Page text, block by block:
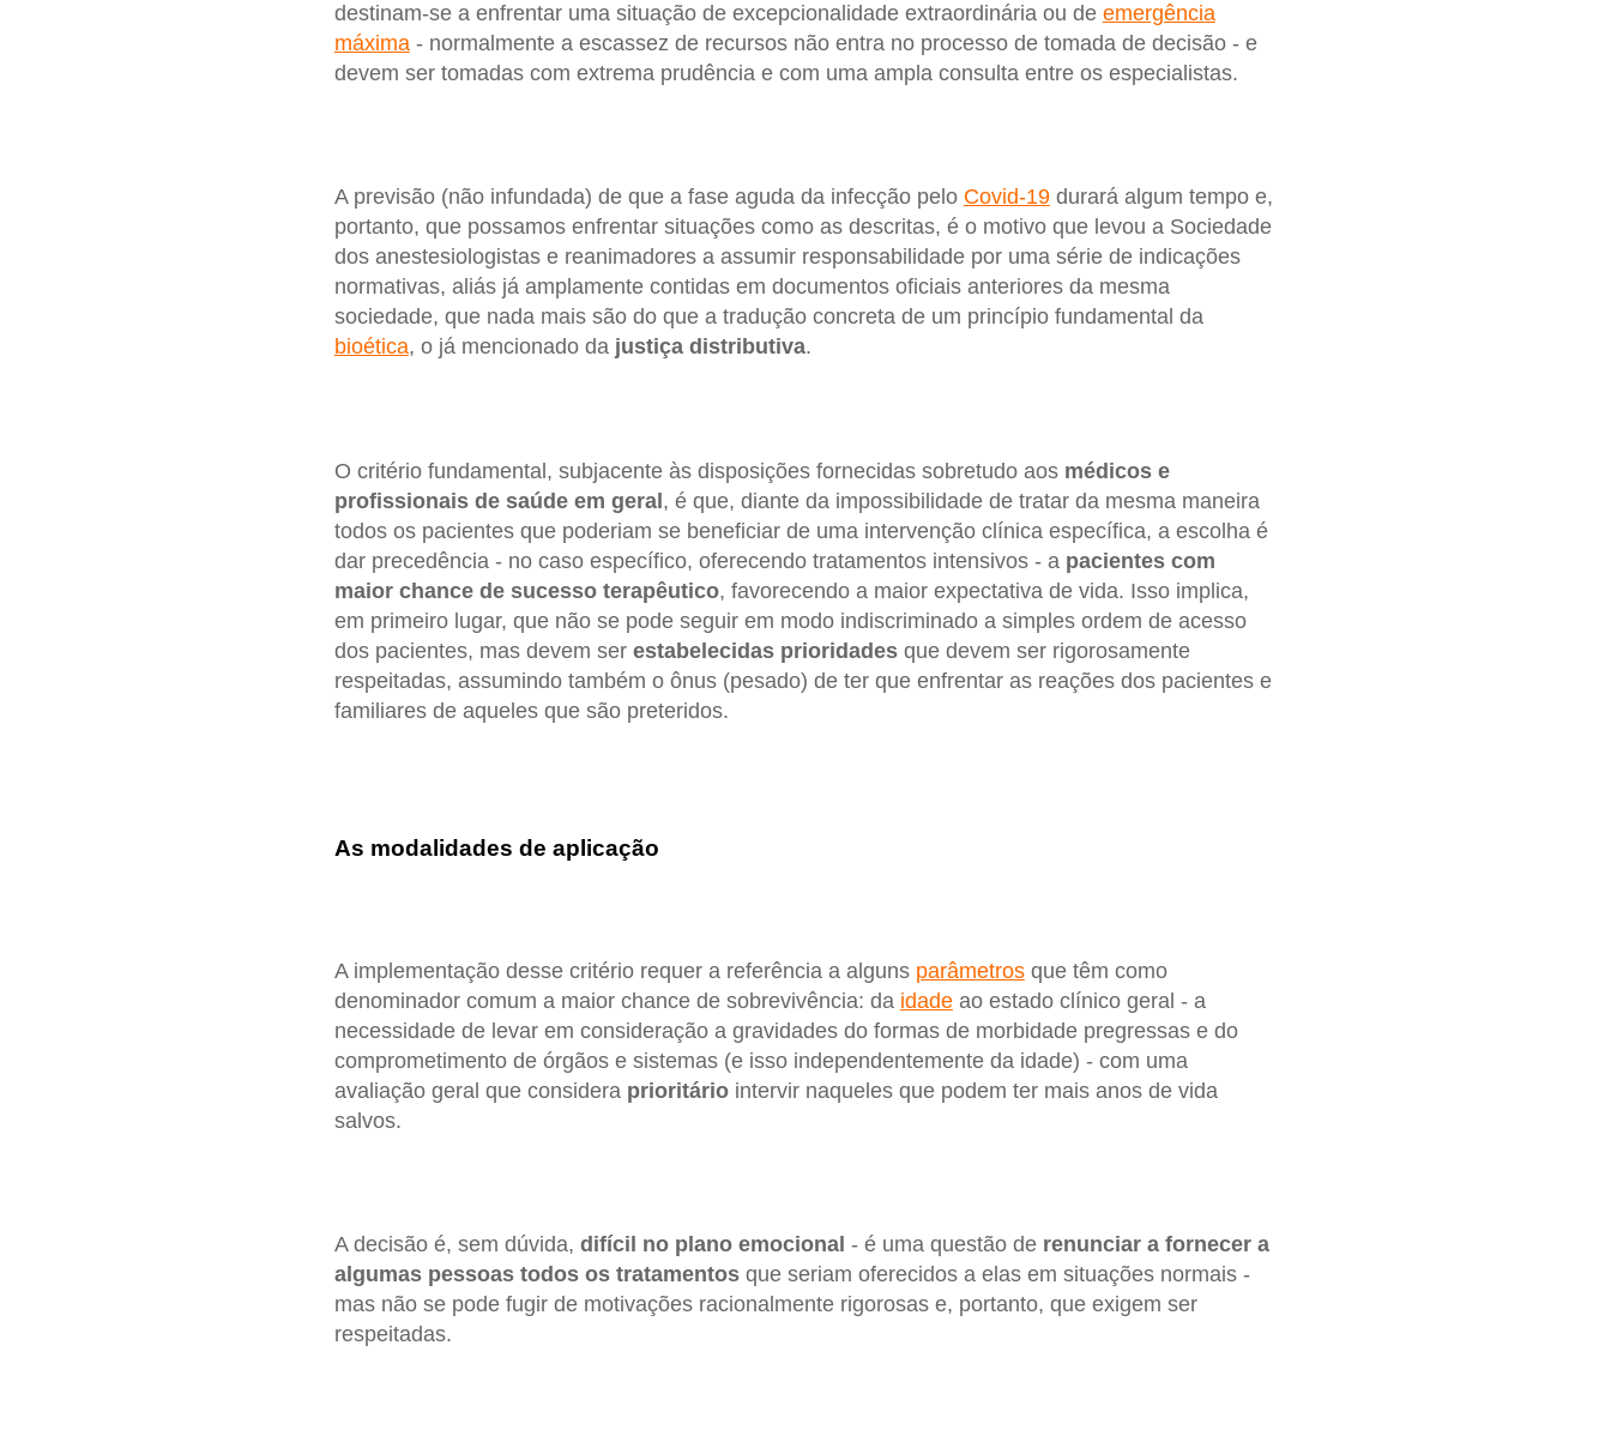
destinam-se a enfrentar uma situação de excepcionalidade extraordinária ou de emergência
máxima- normalmente a escassez de recursos não entra no processo de tomada de decisão - e
devem ser tomadas com extrema prudência e com uma ampla consulta entre os especialistas.
A previsão (não infundada) de que a fase aguda da infecção pelo Covid-19durará algum tempo e,
portanto, que possamos enfrentar situações como as descritas, é o motivo que levou a Sociedade
dos anestesiologistas e reanimadores a assumir responsabilidade por uma série de indicações
normativas, aliás já amplamente contidas em documentos oficiais anteriores da mesma
sociedade, que nada mais são do que a tradução concreta de um princípio fundamental da
bioética, o já mencionado da justiça distributiva.
O critério fundamental, subjacente às disposições fornecidas sobretudo aos médicos e
profissionais de saúde em geral, é que, diante da impossibilidade de tratar da mesma maneira
todos os pacientes que poderiam se beneficiar de uma intervenção clínica específica, a escolha é
dar precedência - no caso específico, oferecendo tratamentos intensivos - a pacientes com
maior chance de sucesso terapêutico, favorecendo a maior expectativa de vida. Isso implica,
em primeiro lugar, que não se pode seguir em modo indiscriminado a simples ordem de acesso
dos pacientes, mas devem ser estabelecidas prioridadesque devem ser rigorosamente
respeitadas, assumindo também o ônus (pesado) de ter que enfrentar as reações dos pacientes e
familiares de aqueles que são preteridos.
As modalidades de aplicação
A implementação desse critério requer a referência a alguns parâmetrosque têm como
denominador comum a maior chance de sobrevivência: da idadeao estado clínico geral - a
necessidade de levar em consideração a gravidades do formas de morbidade pregressas e do
comprometimento de órgãos e sistemas (e isso independentemente da idade) - com uma
avaliação geral que considera prioritáriointervir naqueles que podem ter mais anos de vida
salvos.
A decisão é, sem dúvida, difícil no plano emocional - é uma questão de renunciar a fornecer a
algumas pessoas todos os tratamentosque seriam oferecidos a elas em situações normais -
mas não se pode fugir de motivações racionalmente rigorosas e, portanto, que exigem ser
respeitadas.